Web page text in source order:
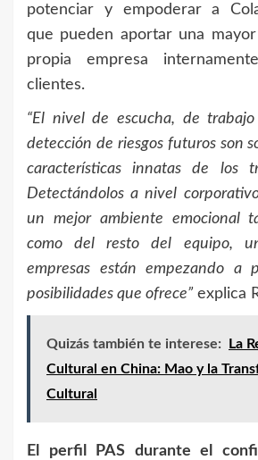
potenciar y empoderar a
que pueden aportar una
propia empresa
clientes.
“El nivel de escucha, de
detección de riesgos futuros son
características innatas de los
Detectándolos a nivel
un mejor ambiente emocional
como del resto del equipo,
empresas están empezando a
posibilidades que ofrece” explica
Quizás también te interese:
La
Cultural en China: Mao y la
Cultural
El perfil PAS durante el